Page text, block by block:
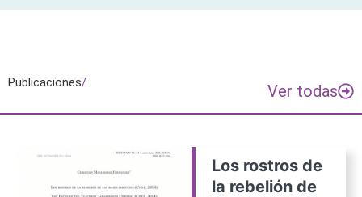
Publicaciones/ Ver todas
Los rostros de
la rebelión de